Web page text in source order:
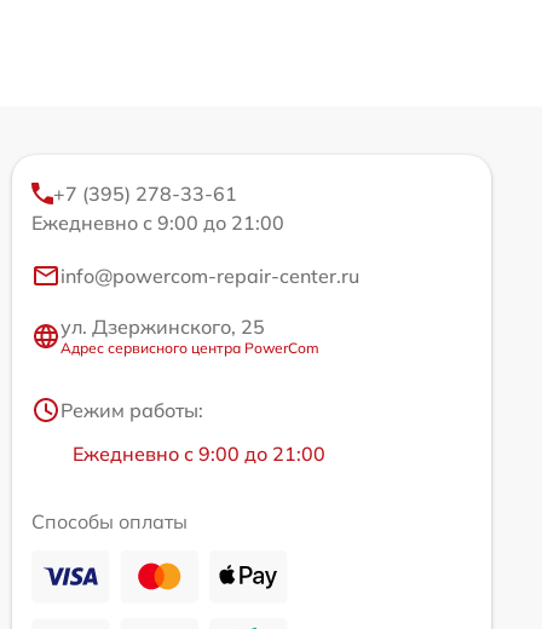
+7 (395) 278-33-61
Ежедневно с 9:00 до 21:00
info@powercom-repair-center.ru
ул. Дзержинского, 25
Адрес сервисного центра PowerCom
Режим работы:
Ежедневно с 9:00 до 21:00
Способы оплаты